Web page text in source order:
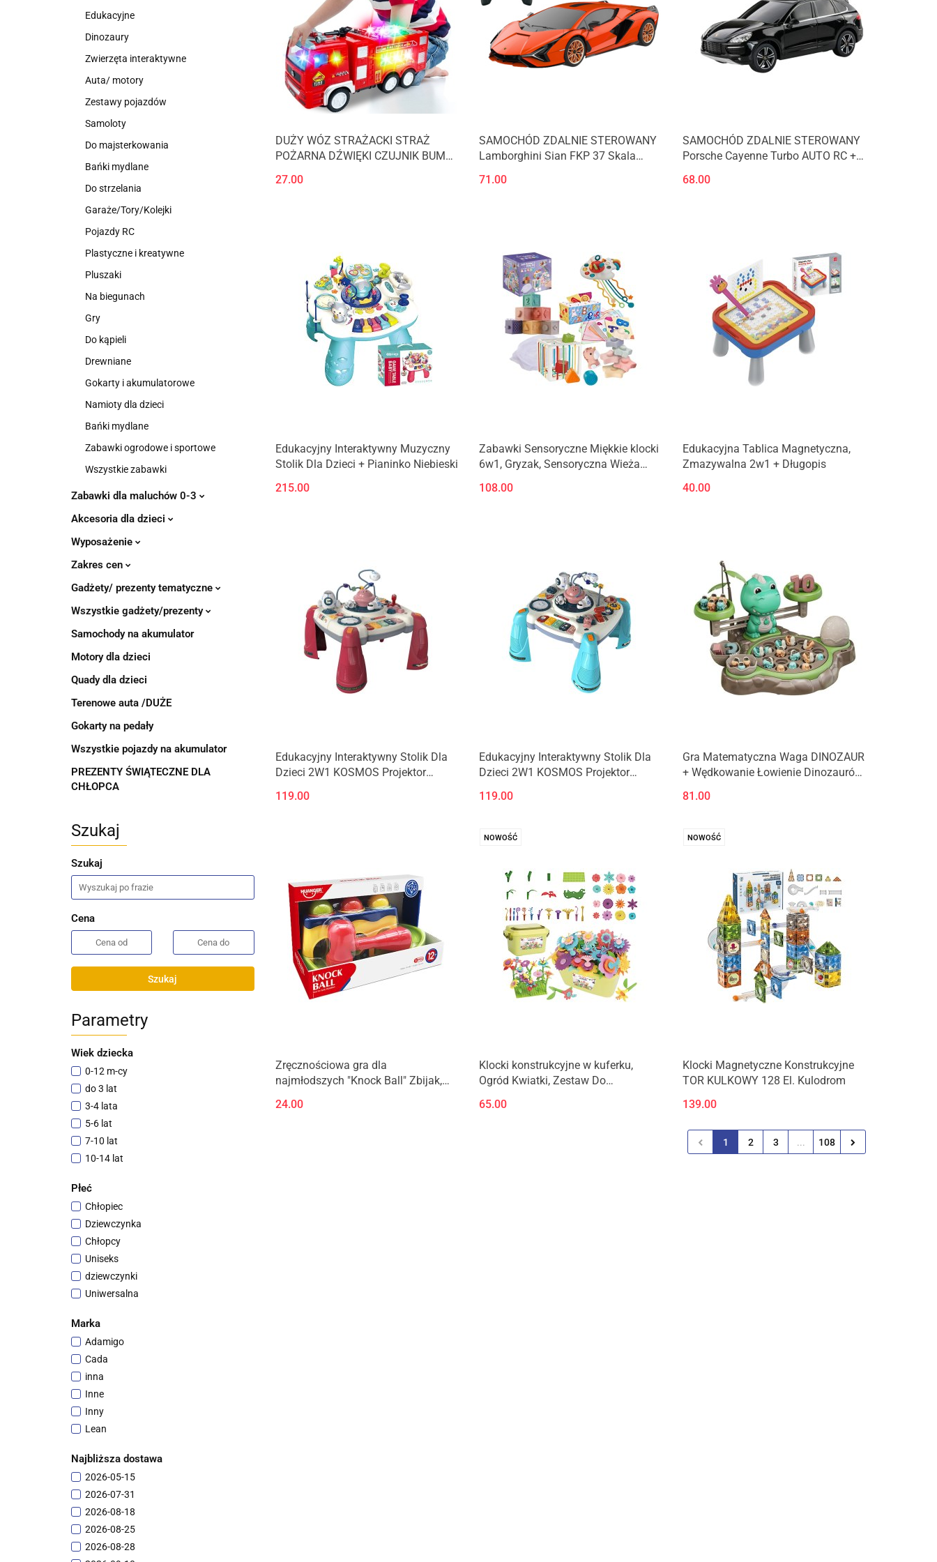
Edukacyjne
Dinozaury
Zwierzęta interaktywne
Auta/ motory
Zestawy pojazdów
Samoloty
Do majsterkowania
Bańki mydlane
Do strzelania
Garaże/Tory/Kolejki
Pojazdy RC
Plastyczne i kreatywne
Pluszaki
Na biegunach
Gry
Do kąpieli
Drewniane
Gokarty i akumulatorowe
Namioty dla dzieci
Bańki mydlane
Zabawki ogrodowe i sportowe
Wszystkie zabawki
Zabawki dla maluchów 0-3
Akcesoria dla dzieci
Wyposażenie
Zakres cen
Gadżety/ prezenty tematyczne
Wszystkie gadżety/prezenty
Samochody na akumulator
Motory dla dzieci
Quady dla dzieci
Terenowe auta /DUŻE
Gokarty na pedały
Wszystkie pojazdy na akumulator
PREZENTY ŚWIĄTECZNE DLA
CHŁOPCA
Szukaj
Szukaj
Cena
Szukaj
Parametry
Wiek dziecka
0-12 m-cy
do 3 lat
3-4 lata
5-6 lat
7-10 lat
10-14 lat
18m +
+3
5+
6 lat +
8+
6m+
12m+
Płeć
Chłopiec
Dziewczynka
Chłopcy
Uniseks
dziewczynki
Uniwersalna
Marka
Adamigo
Cada
inna
Inne
Inny
Lean
LEANToys
Luxma
Mercedes
Polesie
Najbliższa dostawa
2026-05-15
2026-07-31
2026-08-18
2026-08-25
2026-08-28
DUŻY WÓZ STRAŻACKI STRAŻ
POŻARNA DŹWIĘKI CZUJNIK BUMP
27.00
SAMOCHÓD ZDALNIE STEROWANY
Lamborghini Sian FKP 37 Skala
71.00
SAMOCHÓD ZDALNIE STEROWANY
Porsche Cayenne Turbo AUTO RC +
68.00
Edukacyjny Interaktywny Muzyczny
Stolik Dla Dzieci + Pianinko Niebieski
215.00
Zabawki Sensoryczne Miękkie klocki
6w1, Gryzak, Sensoryczna Wieża
108.00
Edukacyjna Tablica Magnetyczna,
Zmazywalna 2w1 + Długopis
40.00
Edukacyjny Interaktywny Stolik Dla
Dzieci 2W1 KOSMOS Projektor
119.00
Edukacyjny Interaktywny Stolik Dla
Dzieci 2W1 KOSMOS Projektor
119.00
Gra Matematyczna Waga DINOZAUR
+ Wędkowanie Łowienie Dinozaurów
81.00
Zręcznościowa gra dla
najmłodszych "Knock Ball" Zbijak,
24.00
NOWOŚĆ
Klocki konstrukcyjne w kuferku,
Ogród Kwiatki, Zestaw Do
135 El.
65.00
NOWOŚĆ
Klocki Magnetyczne Konstrukcyjne
TOR KULKOWY 128 El. Kulodrom
139.00
1 2 3 ... 108